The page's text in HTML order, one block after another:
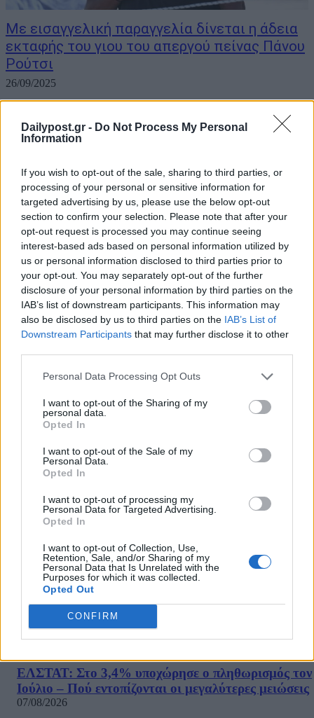
Dailypost.gr - Do Not Process My Personal
Information
If you wish to opt-out of the sale, sharing to third parties, or
processing of your personal or sensitive information for
targeted advertising by us, please use the below opt-out
section to confirm your selection. Please note that after your
opt-out request is processed you may continue seeing
interest-based ads based on personal information utilized by
us or personal information disclosed to third parties prior to
your opt-out. You may separately opt-out of the further
disclosure of your personal information by third parties on the
IAB’s list of downstream participants. This information may
also be disclosed by us to third parties on the IAB’s List of
Downstream Participants that may further disclose it to other
Personal Data Processing Opt Outs
I want to opt-out of the Sharing of my
personal data.
Opted In
I want to opt-out of the Sale of my
Personal Data.
Opted In
I want to opt-out of processing my
Personal Data for Targeted Advertising.
Opted In
I want to opt-out of Collection, Use,
Retention, Sale, and/or Sharing of my
Personal Data that Is Unrelated with the
Purposes for which it was collected.
Opted Out
CONFIRM
Με εισαγγελική παραγγελία δίνεται η άδεια
εκταφής του γιου του απεργού πείνας Πάνου
Ρούτσι
26/09/2025
προκειμένου να γίνει η εκταφή του γιου του απεργού πεινάς Πάνου
Ρούτσι δόθηκε από την Εισαγγελία Πρωτοδικών Λάρισας στο
Πρωτοδικών Λάρισας ικανοποίησε τα αιτήματα εκταφής του
Πάνου Ρούτσι,...
Παρέμβαση Βενιζέλου για τα Τέμπη: «Όσοι
παριστάνουν τον Κρέοντα…»
Με αφορμή το αίτημα συγγενών των θυμάτων στα Τέμπη για
παρεμβαίνει με μια ανάρτηση που παραπέμπει στην αρχαία
τραγωδία. Ο πρώην αντιπρόεδρος της κυβέρνησης καλεί όσους
Σελίδα 1 από 2
ΡΟΗ ΕΙΔΗΣΕΩΝ
ΕΛΣΤΑΤ: Στο 3,4% υποχώρησε ο πληθωρισμός τον
Ιούλιο – Πού εντοπίζονται οι μεγαλύτερες μειώσεις
07/08/2026